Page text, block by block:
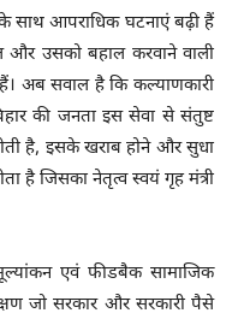
साथ आपराधिक घटनाएं बढ़ी हैं
और उसको बहाल करवाने वाली
अब सवाल है कि कल्याणकारी
की जनता इस सेवा से संतुष्ट
है, इसके खराब होने और सुधा
है जिसका नेतृत्व स्वयं गृह मंत्री
एवं फीडबैक सामाजिक
जो सरकार और सरकारी पैसे